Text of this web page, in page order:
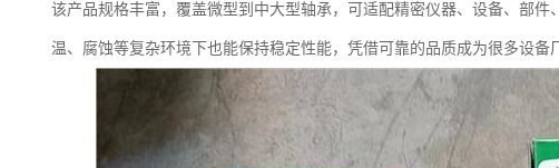
该产品规格丰富，覆盖微型到中大型轴承，可适配精密仪器、设备、部
温、腐蚀等复杂环境下也能保持稳定性能，凭借可靠的品质成为很多设备